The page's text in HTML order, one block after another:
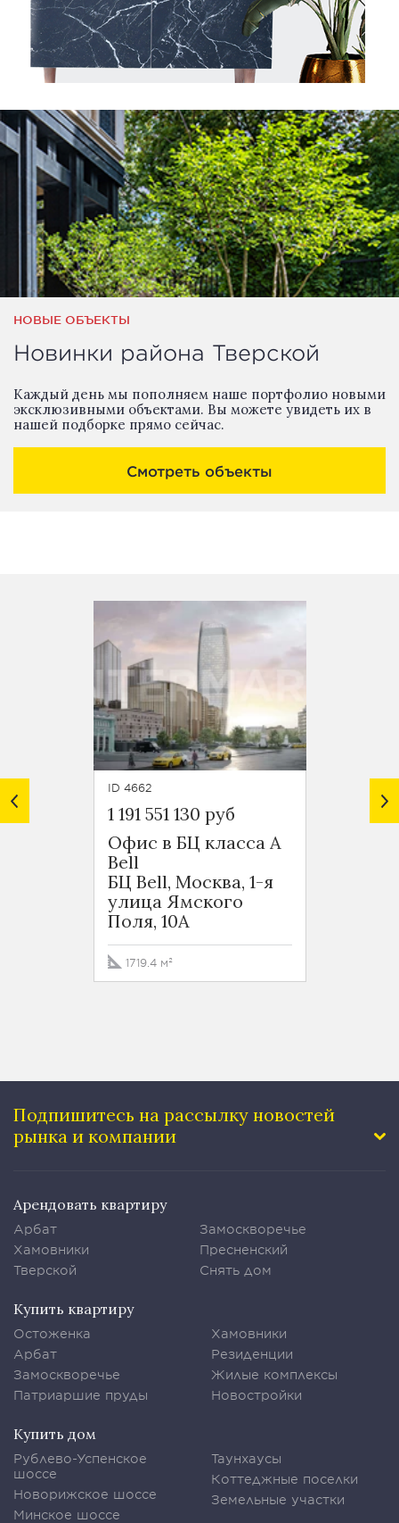
НОВЫЕ ОБЪЕКТЫ
Новинки района Тверской
Каждый день мы пополняем наше портфолио новыми
эксклюзивными объектами. Вы можете увидеть их в
нашей подборке прямо сейчас.
Смотреть объекты
ID 4662
1 191 551 130 руб
Офис в БЦ класса А
Bell
БЦ Bell, Москва, 1-я
улица Ямского
Поля, 10А
1719.4 м²
1
Подпишитесь на рассылку новостей
рынка и компании
Арендовать квартиру
Арбат
Хамовники
Тверской
Замоскворечье
Пресненский
Снять дом
Купить квартиру
Остоженка
Арбат
Замоскворечье
Патриаршие пруды
Хамовники
Резиденции
Жилые комплексы
Новостройки
Купить дом
Рублево-Успенское
шоссе
Новорижское шоссе
Минское шоссе
Таунхаусы
Коттеджные поселки
Земельные участки